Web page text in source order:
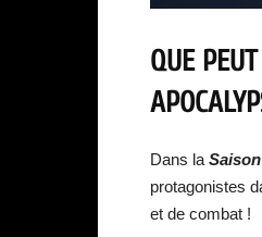
QUE
Dans la
protagonistes
et de combat !